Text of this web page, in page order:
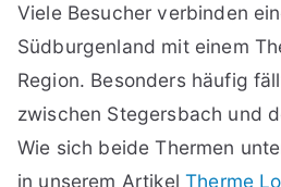
Viele Besucher verbinden
Südburgenland mit einem
Region. Besonders häufig
zwischen Stegersbach und
Wie sich beide Thermen
in unserem ArtikelTherme